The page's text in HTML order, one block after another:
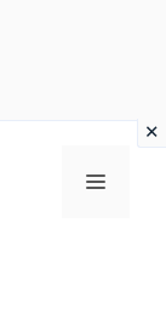
Menu